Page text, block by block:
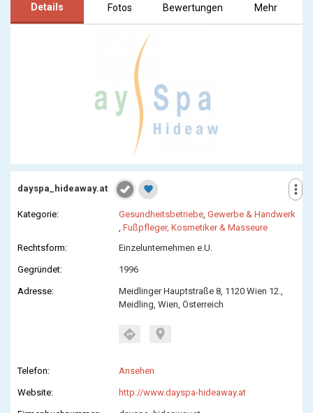
Details Fotos Bewertungen Mehr
more_vert
dayspa_hideaway.at favorite
Kategorie: Gesundheitsbetriebe Gewerbe & Handwerk
Fußpfleger, Kosmetiker & Masseure
Rechtsform:
Einzelunternehmen e.U.
Gegründet: 1996
Adresse:
Meidlinger Hauptstraße 8, 1120 Wien 12.,
Meidling, Wien, Österreich
directions location_on
Telefon: Ansehen
Website: http://www.dayspa-hideaway.at